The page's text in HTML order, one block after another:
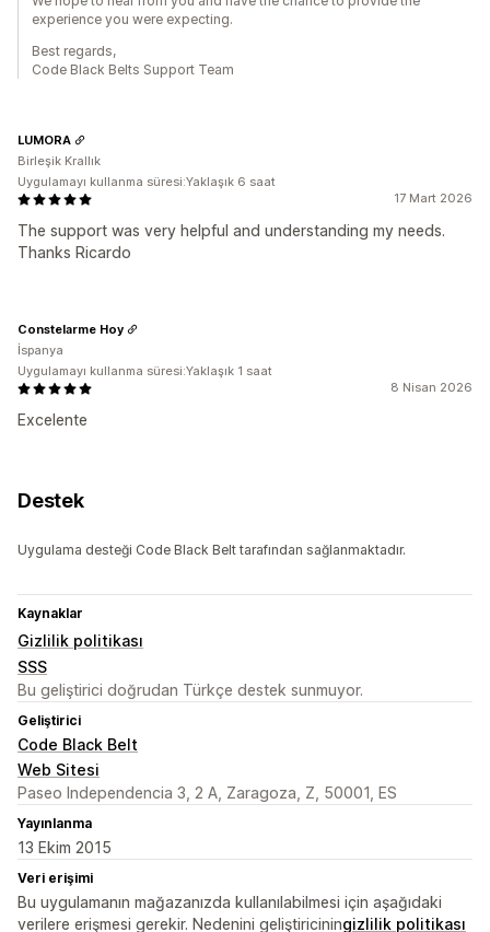
experience you were expecting.
Best regards,
Code Black Belts Support Team
17 Mart 2026
The support was very helpful and understanding my needs.
Thanks Ricardo
LUMORA
Birleşik Krallık
Uygulamayı kullanma süresi:Yaklaşık 6 saat
8 Nisan 2026
Excelente
Constelarme Hoy
İspanya
Uygulamayı kullanma süresi:Yaklaşık 1 saat
Destek
Uygulama desteği Code Black Belt tarafından sağlanmaktadır.
Kaynaklar
Gizlilik politikası
SSS
Bu geliştirici doğrudan Türkçe destek sunmuyor.
Geliştirici
Code Black Belt
Web Sitesi
Paseo Independencia 3, 2 A, Zaragoza, Z, 50001, ES
Yayınlanma
13 Ekim 2015
Veri erişimi
Bu uygulamanın mağazanızda kullanılabilmesi için aşağıdaki
verilere erişmesi gerekir. Nedenini geliştiriciningizlilik politikası